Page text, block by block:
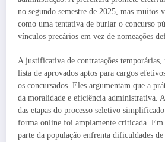
no segundo semestre de 2025, mas muitos
como uma tentativa de burlar o concurso
vínculos precários em vez de nomeações
A justificativa de contratações temporárias,
lista de aprovados aptos para cargos
os concursados. Eles argumentam que a
da moralidade e eficiência administrativa.
das etapas do processo seletivo
forma online foi amplamente criticada.
parte da população enfrenta dificuldades de